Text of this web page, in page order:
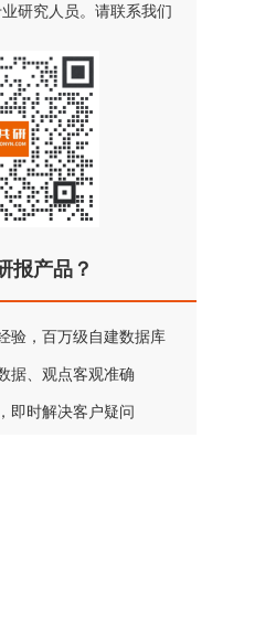
研究人员。请联系我们
报产品？
验，百万级自建数据库
据、观点客观准确
即时解决客户疑问